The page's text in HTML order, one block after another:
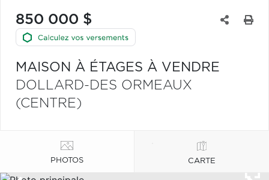
850 000 $
MAISON À ÉTAGES À VENDRE
DOLLARD-DES ORMEAUX
(CENTRE)
PHOTOS CARTE